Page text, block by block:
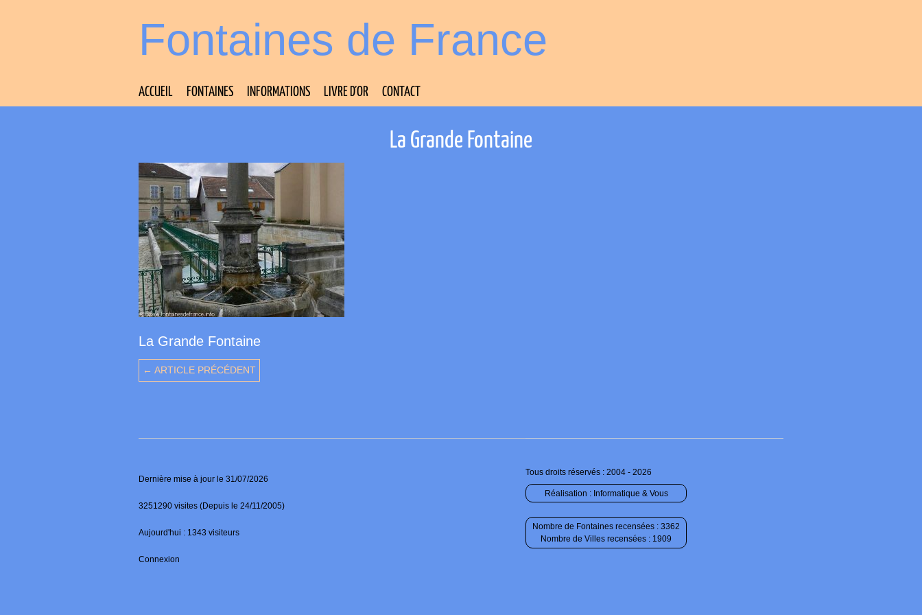
Fontaines de France
ACCUEIL FONTAINES INFORMATIONS LIVRE D’OR CONTACT
La Grande Fontaine
La Grande Fontaine
← ARTICLE PRÉCÉDENT
Dernière mise à jour le 31/07/2026
3251290 visites (Depuis le 24/11/2005)
Aujourd'hui : 1343 visiteurs
Connexion
Tous droits réservés : 2004 - 2026
Réalisation : Informatique & Vous
Nombre de Fontaines recensées : 3362
Nombre de Villes recensées : 1909